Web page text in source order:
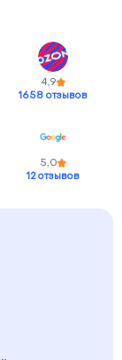
4,9
1658 отзывов
5,0
12 отзывов